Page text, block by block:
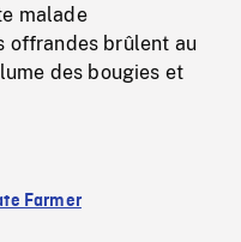
malade
offrandes brûlent au
des bougies et
Farmer